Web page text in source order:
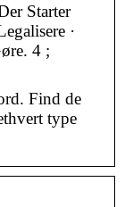
Starter
·
4 ;
Find de
type